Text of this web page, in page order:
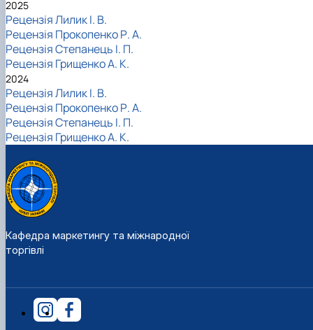
2025
Рецензія Лилик І. В.
Рецензія Прокопенко Р. А.
Рецензія Степанець І. П.
Рецензія Грищенко А. К.
2024
Рецензія Лилик І. В.
Рецензія Прокопенко Р. А.
Рецензія Степанець І. П.
Рецензія Грищенко А. К.
Кафедра маркетингу та міжнародної
торгівлі